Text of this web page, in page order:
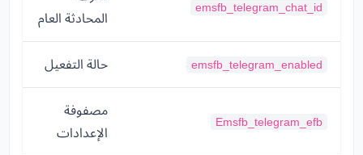
emsfb_telegram_chat_id
المحادثة العام
emsfb_telegram_enabled حالة التفعيل
Emsfb_telegram_efb
مصفوفة
الإعدادات